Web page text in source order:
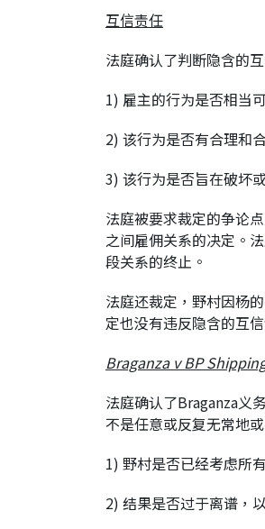
互信责任
法庭确认了判断隐含的
1) 雇主的行为是否相当
2) 该行为是否有合理和
3) 该行为是否旨在破坏
法庭被要求裁定的争论
之间雇佣关系的决定。
段关系的终止。
法庭还裁定，野村因杨
定也没有违反隐含的互
Braganza v BP
法庭确认了Braganza义
不是任意或反复无常地
1) 野村是否已经考虑所
2) 结果是否过于离谱，